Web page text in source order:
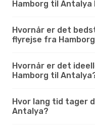
Hamborg til Antalya
Hvornår er det
flyrejse fra
Hvornår er det
Hamborg til
Hvor lang tid tager
Antalya?